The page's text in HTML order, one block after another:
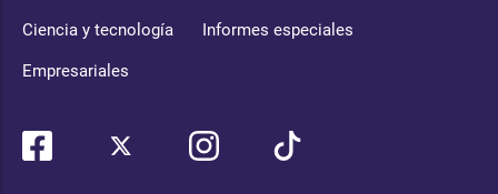
Ciencia y tecnología Informes especiales
Empresariales